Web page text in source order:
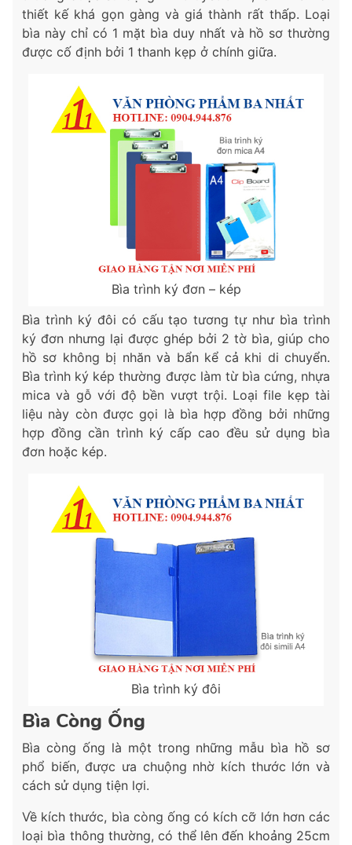
thiết kế khá gọn gàng và giá thành rất thấp. Loại
bìa này chỉ có 1 mặt bìa duy nhất và hồ sơ thường
được cố định bởi 1 thanh kẹp ở chính giữa.
Bìa trình ký đơn – kép
Bìa trình ký đôi có cấu tạo tương tự như bìa trình
ký đơn nhưng lại được ghép bởi 2 tờ bìa, giúp cho
hồ sơ không bị nhăn và bẩn kể cả khi di chuyển.
Bìa trình ký kép thường được làm từ bìa cứng, nhựa
mica và gỗ với độ bền vượt trội. Loại file kẹp tài
liệu này còn được gọi là bìa hợp đồng bởi những
hợp đồng cần trình ký cấp cao đều sử dụng bìa
đơn hoặc kép.
Bìa trình ký đôi
Bìa Còng Ống
Bìa còng ống là một trong những mẫu bìa hồ sơ
phổ biến, được ưa chuộng nhờ kích thước lớn và
cách sử dụng tiện lợi.
Về kích thước, bìa còng ống có kích cỡ lớn hơn các
loại bìa thông thường, có thể lên đến khoảng 25cm